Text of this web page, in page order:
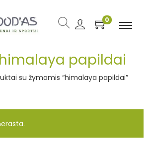
0
himalaya papildai
su žymomis “himalaya papildai”